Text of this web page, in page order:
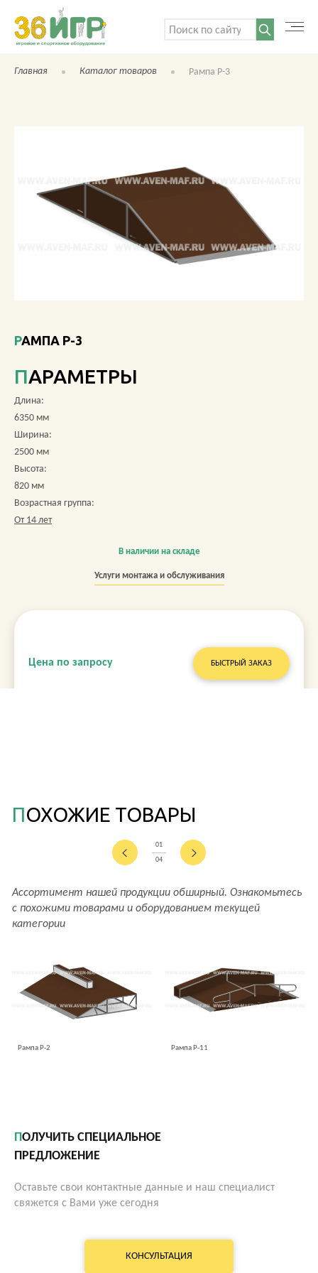
+7 (473) 212-11-30
Поиск:
Главная Каталог товаров Рампа Р-3
РАМПА Р-3
ПАРАМЕТРЫ
Длина:
6350 мм
Ширина:
2500 мм
Высота:
820 мм
Возрастная группа:
От 14 лет
В наличии на складе
Услуги монтажа и обслуживания
Цена по запросу БЫСТРЫЙ ЗАКАЗ
ПОХОЖИЕ ТОВАРЫ
Ассортимент нашей продукции обширный. Ознакомьтесь
с похожими товарами и оборудованием текущей
категории
01
04
Рампа Р-2 Рампа Р-11
ПОЛУЧИТЬ СПЕЦИАЛЬНОЕ
ПРЕДЛОЖЕНИЕ
Оставьте свои контактные данные и наш специалист
свяжется с Вами уже сегодня
КОНСУЛЬТАЦИЯ